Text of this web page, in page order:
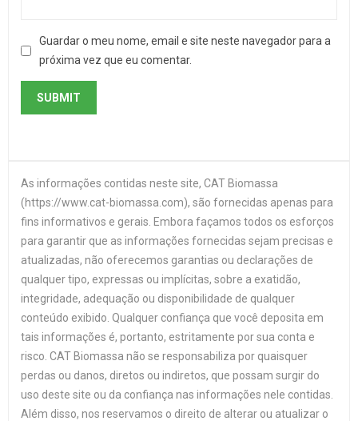
Guardar o meu nome, email e site neste navegador para a
próxima vez que eu comentar.
As informações contidas neste site, CAT Biomassa
(https://www.cat-biomassa.com), são fornecidas apenas para
fins informativos e gerais. Embora façamos todos os esforços
para garantir que as informações fornecidas sejam precisas e
atualizadas, não oferecemos garantias ou declarações de
qualquer tipo, expressas ou implícitas, sobre a exatidão,
integridade, adequação ou disponibilidade de qualquer
conteúdo exibido. Qualquer confiança que você deposita em
tais informações é, portanto, estritamente por sua conta e
risco. CAT Biomassa não se responsabiliza por quaisquer
perdas ou danos, diretos ou indiretos, que possam surgir do
uso deste site ou da confiança nas informações nele contidas.
Além disso, nos reservamos o direito de alterar ou atualizar o